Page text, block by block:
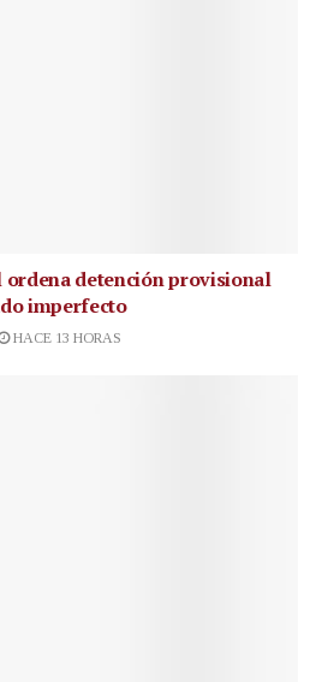
ordena detención provisional
imperfecto
HACE 13 HORAS